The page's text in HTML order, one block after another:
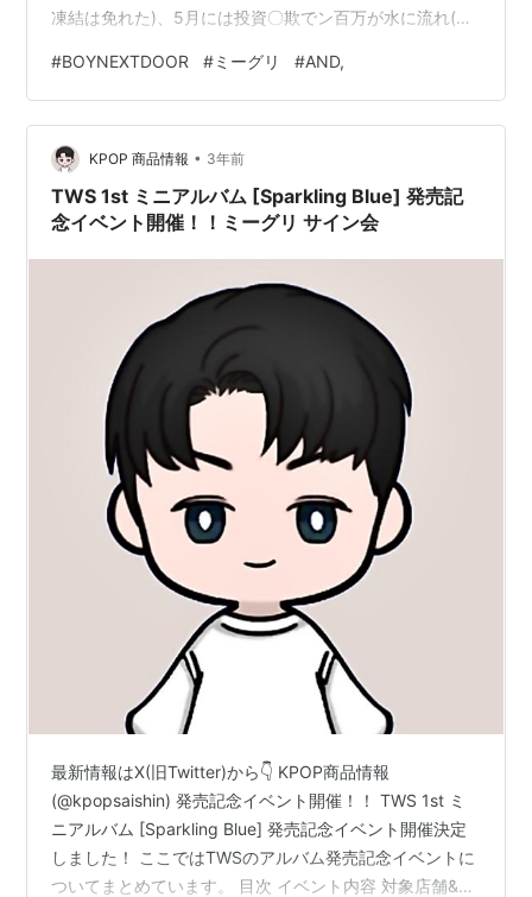
凍結は免れた)、5月には投資〇欺でン百万が水に流れ(こ
ったり相談もしたけど、自業自得な側面も20%位は否め
ないから業を消化したと思ってもう諦めてる)、上半期だ
けで数日間だけど2回入院･･･。もう40代だというのにこ
のありさま。。絶対なってはいけないオタクの末路の見
本みたいな人生を送っております。 そんな中、私の推し
活の中でも個人的に 「絶…
#BOYNEXTDOOR #ミーグリ #AND,
KPOP 商品情報 • 3年前
TWS 1st ミニアルバム [Sparkling Blue] 発売記
念イベント開催！！ミーグリ サイン会
最新情報はX(旧Twitter)から👇 KPOP商品情報
(@kpopsaishin) 発売記念イベント開催！！ TWS 1st ミ
ニアルバム [Sparkling Blue] 発売記念イベント開催決定
しました！ ここではTWSのアルバム発売記念イベントに
ついてまとめています。 目次 イベント内容 対象店舗&特